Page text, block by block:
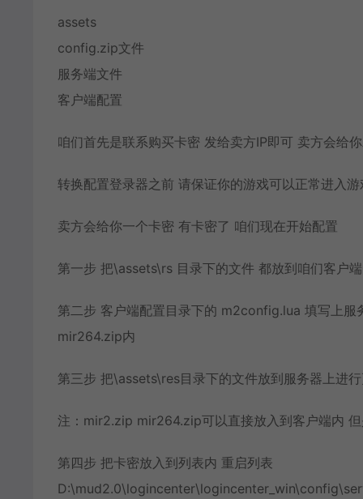
assets
config.zip文件
服务端文件
客户端配置
咱们首先是联系购买卡密 发给卖方IP即可 卖方会给
转换配置登录器之前 请保证你的游戏可以正常进入游
卖方会给你一个卡密 有卡密了 咱们现在开始配置
第一步 把\assets\rs 目录下的文件 都放到咱们客户
第二步 客户端配置目录下的 m2config.lua 填写上
mir264.zip内
第三步 把\assets\res目录下的文件放到服务器上进
注：mir2.zip mir264.zip可以直接放入到客户端内
第四步 把卡密放入到列表内 重启列表